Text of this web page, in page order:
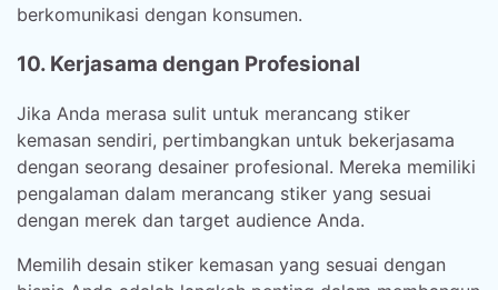
berkomunikasi dengan konsumen.
10. Kerjasama dengan Profesional
Jika Anda merasa sulit untuk merancang stiker
kemasan sendiri, pertimbangkan untuk bekerjasama
dengan seorang desainer profesional. Mereka memiliki
pengalaman dalam merancang stiker yang sesuai
dengan merek dan target audience Anda.
Memilih desain stiker kemasan yang sesuai dengan